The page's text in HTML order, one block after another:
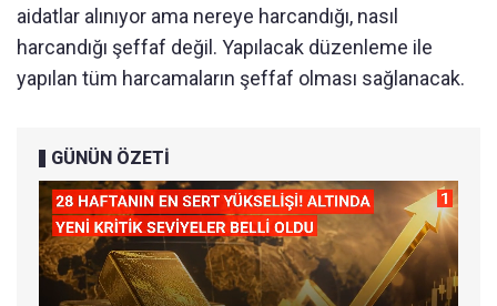
aidatlar alınıyor ama nereye harcandığı, nasıl
harcandığı şeffaf değil. Yapılacak düzenleme ile
yapılan tüm harcamaların şeffaf olması sağlanacak.
GÜNÜN ÖZETİ